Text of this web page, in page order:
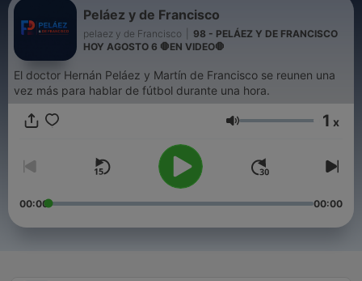
Peláez y de Francisco
pelaez y de Francisco
98 - PELÁEZ Y DE FRANCISCO
HOY AGOSTO 6 🛑EN VIDEO🛑
El doctor Hernán Peláez y Martín de Francisco se reunen una
vez más para hablar de fútbol durante una hora.
ระดับเสียง 1 x
00:00 00:00